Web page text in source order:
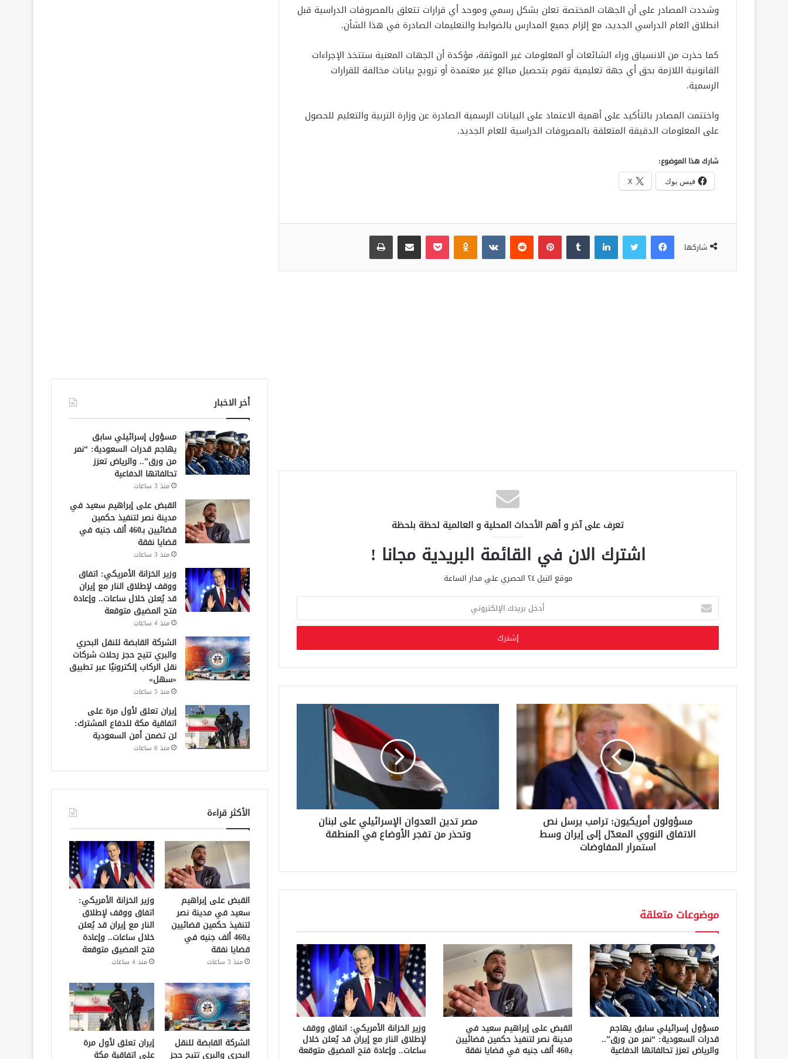
وشددت المصادر على أن الجهات المختصة تعلن بشكل رسمي وموحد أي قرارات تتعلق بالمصروفات الدراسية قبل
انطلاق العام الدراسي الجديد، مع إلزام جميع المدارس بالضوابط والتعليمات الصادرة في هذا الشأن.
كما حذرت من الانسياق وراء الشائعات أو المعلومات غير الموثقة، مؤكدة أن الجهات المعنية ستتخذ الإجراءات
القانونية اللازمة بحق أي جهة تعليمية تقوم بتحصيل مبالغ غير معتمدة أو ترويج بيانات مخالفة للقرارات
الرسمية.
واختتمت المصادر بالتأكيد على أهمية الاعتماد على البيانات الرسمية الصادرة عن وزارة التربية والتعليم للحصول
على المعلومات الدقيقة المتعلقة بالمصروفات الدراسية للعام الجديد.
شارك هذا الموضوع:
فيس بوك X
شاركها
فيسبوك لينكدإن بينتيريست بوكيت
تعرف على آخر و أهم الأحداث المحلية و العالمية لحظة بلحظة
اشترك الان في القائمة البريدية مجانا !
موقع النيل ٢٤ الحصري علي مدار الساعة
خ
ب
ر
د
ا
ل
ل
ك
ت
ر
و
ن
مسؤولون أمريكيون: ترامب يرسل نص
الاتفاق النووي المعدّل إلى إيران وسط
استمرار المفاوضات
مصر تدين العدوان الإسرائيلي على لبنان
وتحذر من تفجر الأوضاع في المنطقة
موضوعات متعلقة
مسؤول إسرائيلي سابق يهاجم
قدرات السعودية: “نمر من ورق”..
والرياض تعزز تحالفاتها الدفاعية
القبض على إبراهيم سعيد في
مدينة نصر لتنفيذ حكمين قضائيين
بـ460 ألف جنيه في قضايا نفقة
وزير الخزانة الأمريكي: اتفاق ووقف
لإطلاق النار مع إيران قد يُعلن خلال
ساعات.. وإعادة فتح المضيق متوقعة
أخر الاخبار
مسؤول إسرائيلي سابق
يهاجم قدرات السعودية: “نمر
من ورق”.. والرياض تعزز
تحالفاتها الدفاعية
منذ 3 ساعات
القبض على إبراهيم سعيد في
مدينة نصر لتنفيذ حكمين
قضائيين بـ460 ألف جنيه في
قضايا نفقة
منذ 3 ساعات
وزير الخزانة الأمريكي: اتفاق
ووقف لإطلاق النار مع إيران
قد يُعلن خلال ساعات.. وإعادة
فتح المضيق متوقعة
منذ 4 ساعات
الشركة القابضة للنقل البحري
والبري تتيح حجز رحلات شركات
نقل الركاب إلكترونيًا عبر تطبيق
«سهل»
منذ 5 ساعات
إيران تعلق لأول مرة على
اتفاقية مكة للدفاع المشترك:
لن تضمن أمن السعودية
منذ 6 ساعات
الأكثر قراءة
القبض على إبراهيم
سعيد في مدينة نصر
لتنفيذ حكمين قضائيين
بـ460 ألف جنيه في
قضايا نفقة
منذ 3 ساعات
وزير الخزانة الأمريكي:
اتفاق ووقف لإطلاق
النار مع إيران قد يُعلن
خلال ساعات.. وإعادة
فتح المضيق متوقعة
منذ 4 ساعات
الشركة القابضة للنقل
البحري والبري تتيح حجز
إيران تعلق لأول مرة
على اتفاقية مكة